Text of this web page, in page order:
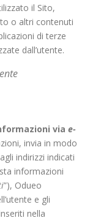
il Sito,
o altri contenuti
di terze
dall’utente.
via e-
invia in modo
indirizzi indicati
informazioni
”), Odueo
e gli
nella